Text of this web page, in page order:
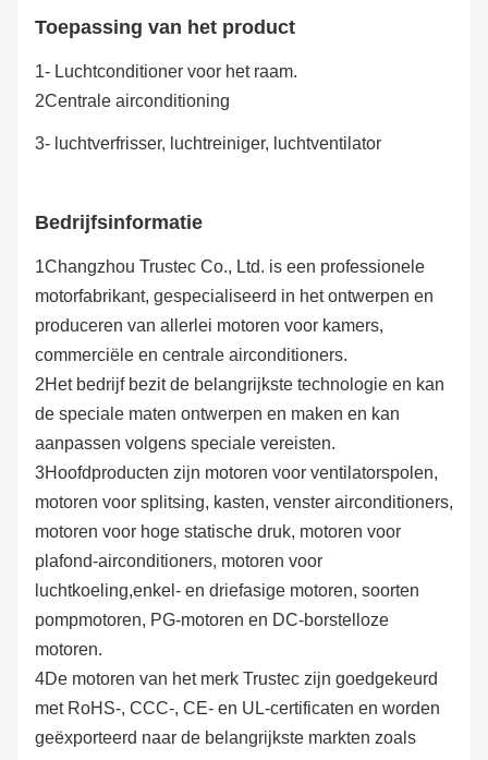
Toepassing van het product
1- Luchtconditioner voor het raam.
2Centrale airconditioning
3- luchtverfrisser, luchtreiniger, luchtventilator
Bedrijfsinformatie
1Changzhou Trustec Co., Ltd. is een professionele
motorfabrikant, gespecialiseerd in het ontwerpen en
produceren van allerlei motoren voor kamers,
commerciële en centrale airconditioners.
2Het bedrijf bezit de belangrijkste technologie en kan
de speciale maten ontwerpen en maken en kan
aanpassen volgens speciale vereisten.
3Hoofdproducten zijn motoren voor ventilatorspolen,
motoren voor splitsing, kasten, venster airconditioners,
motoren voor hoge statische druk, motoren voor
plafond-airconditioners, motoren voor
luchtkoeling,enkel- en driefasige motoren, soorten
pompmotoren, PG-motoren en DC-borstelloze
motoren.
4De motoren van het merk Trustec zijn goedgekeurd
met RoHS-, CCC-, CE- en UL-certificaten en worden
geëxporteerd naar de belangrijkste markten zoals